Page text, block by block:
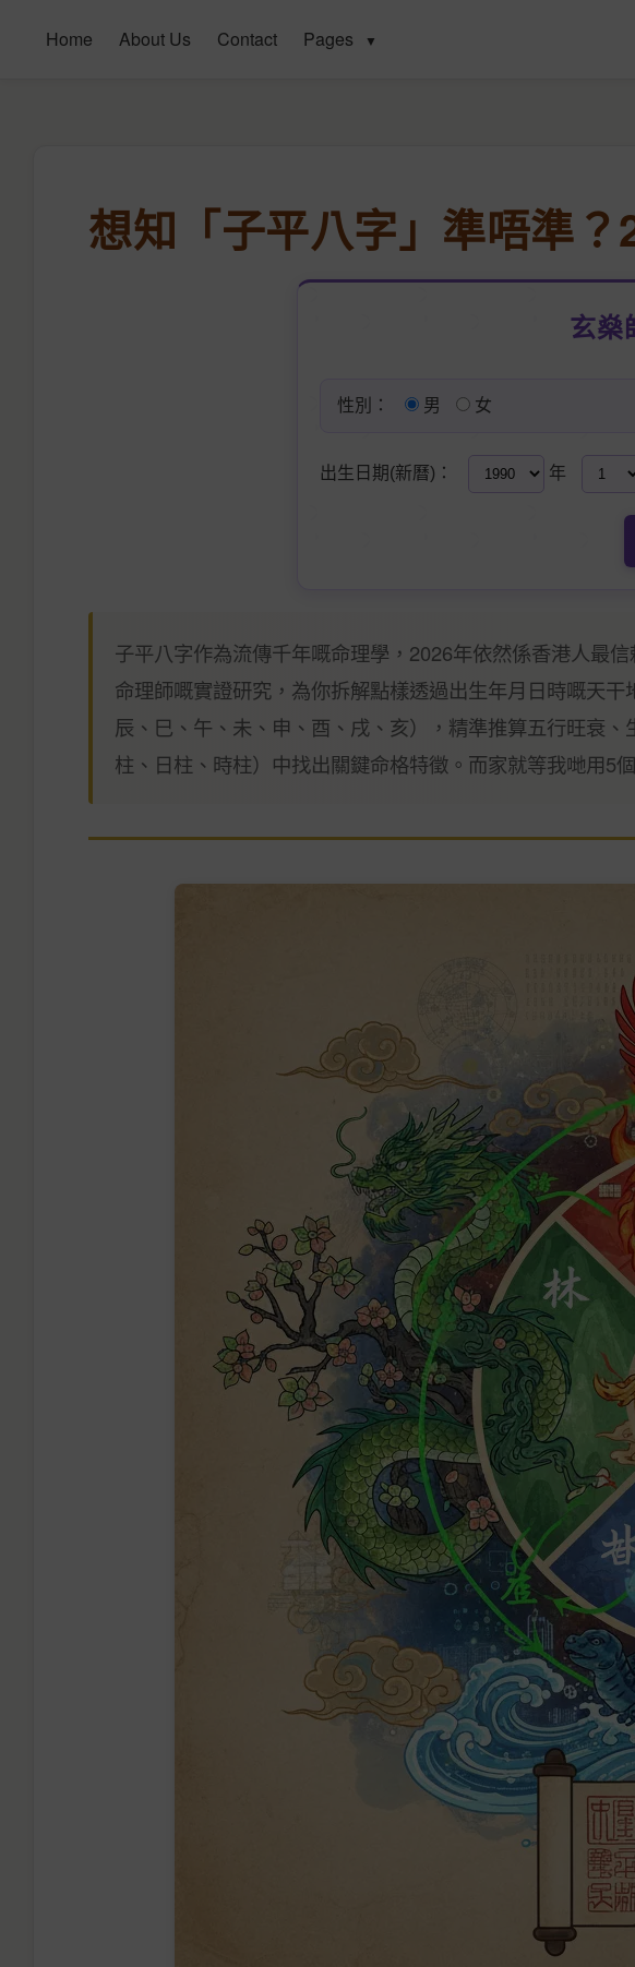
Home About Us Contact Pages ▼
想知「子平八字」準唔準
玄燊
性別： 男 女
出生日期(新曆)： 年
子平八字作為流傳千年嘅命理學，2026年依然係香港人最
命理師嘅實證研究，為你拆解點樣透過出生年月日時嘅天
辰、巳、午、未、申、酉、戌、亥），精準推算五行旺衰
柱、日柱、時柱）中找出關鍵命格特徵。而家就等我哋用5